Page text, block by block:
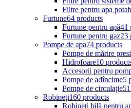
Filtre pentru apa
Furtune64 products
Furtune pentru apă41
Furtune pentru gaz23
Pompe de apa74 products
Pompe de mărire
Hidrofoare10
Accesorii pentru
Pompe de adîncime5
Pompe de circulație
Robineți160 products
Robineți bilă pentru